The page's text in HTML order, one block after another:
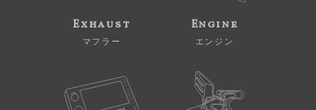
Exhaust
マフラー
Engine
エンジン